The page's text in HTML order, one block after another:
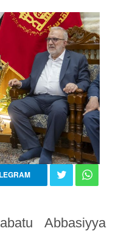
Abbasiyya